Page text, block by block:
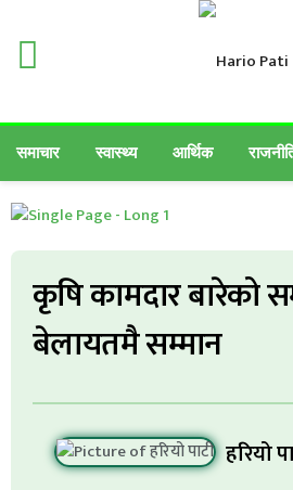
समाचार स्वास्थ्य आर्थिक
कृषि कामदार बारेको
बेलायतमै सम्मान
हरियो